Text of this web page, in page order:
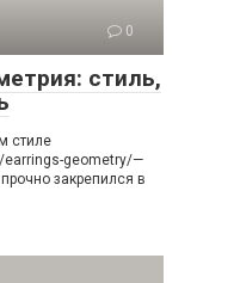
0
стиль,
стиле
geometry/—
закрепился в